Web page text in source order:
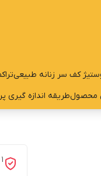
کف سر زنانه طبیعی
محصولطریقه اندازه گیری
1 ساله